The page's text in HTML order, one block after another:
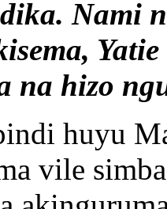
Nami
na hizo
huyu
vile